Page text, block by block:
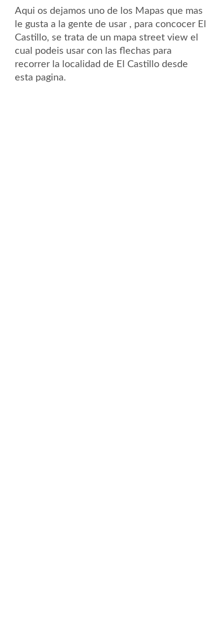
Aqui os dejamos uno de los Mapas que mas
le gusta a la gente de usar , para concocer El
Castillo, se trata de un mapa street view el
cual podeis usar con las flechas para
recorrer la localidad de El Castillo desde
esta pagina.